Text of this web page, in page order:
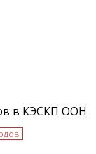
в КЭСКП ООН